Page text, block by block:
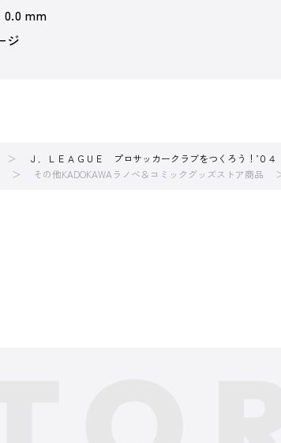
mm
ジ
Ｊ．ＬＥＡＧＵＥ プロサッカークラブをつくろう！’０
その他KADOKAWAラノベ＆コミックグッズストア商品